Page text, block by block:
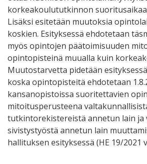
korkeakoulututkinnon suoritusaikaa
Lisäksi esitetään muutoksia
koskien. Esityksessä ehdotetaan
myös opintojen päätoimisuuden
opintopisteinä muualla kuin
Muutostarvetta pidetään
koska opintopisteitä ehdotetaan
kansanopistoissa suoritettavien
mitoitusperusteena
tutkintorekistereistä annetun lain ja
sivistystyöstä annetun lain
hallituksen esityksessä (HE 19/2021